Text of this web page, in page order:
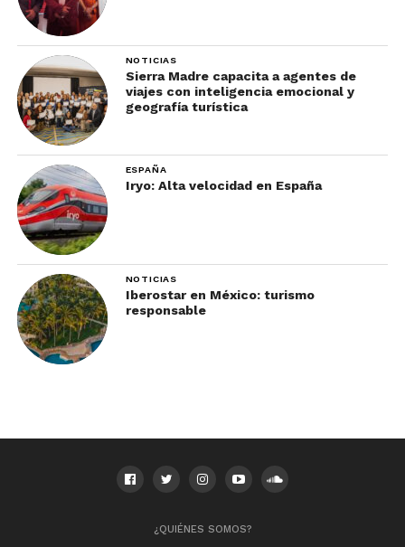
NOTICIAS
Sierra Madre capacita a agentes de
viajes con inteligencia emocional y
geografía turística
ESPAÑA
Iryo: Alta velocidad en España
NOTICIAS
Iberostar en México: turismo
responsable
¿QUIÉNES SOMOS?